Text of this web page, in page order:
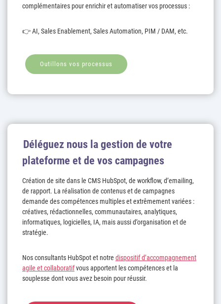
complémentaires pour enrichir et automatiser vos processus :
👉 AI, Sales Enablement, Sales Automation, PIM / DAM, etc.
Outillons vos processus
Déléguez nous la gestion de votre
plateforme et de vos campagnes
Création de site dans le CMS HubSpot, de workflow, d’emailing,
de rapport. La réalisation de contenus et de campagnes
demande des compétences multiples et extrêmement variées :
créatives, rédactionnelles, communautaires, analytiques,
informatiques, logicielles, IA, mais aussi d’organisation et de
stratégie.
Nos consultants HubSpot et notre dispositif d’accompagnement
agile et collaboratifvous apportent les compétences et la
souplesse dont vous avez besoin pour réussir.